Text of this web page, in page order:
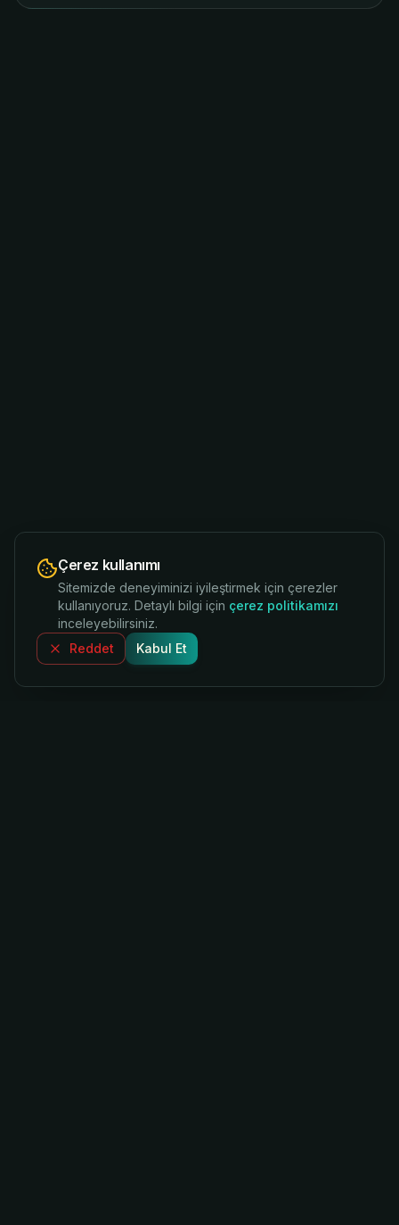
Çerez kullanımı
Sitemizde deneyiminizi iyileştirmek için çerezler
kullanıyoruz. Detaylı bilgi için çerez politikamızı
inceleyebilirsiniz.
Reddet
Kabul Et